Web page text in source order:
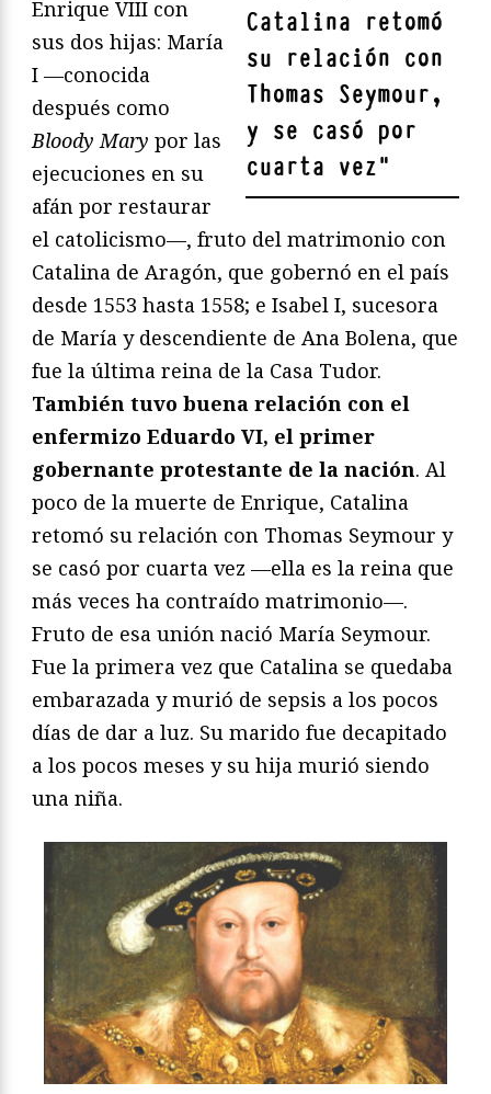
Catalina retomó
su relación con
Thomas Seymour,
y se casó por
cuarta vez"
Enrique VIII con
sus dos hijas: María
I —conocida
después como
Bloody Mary por las
ejecuciones en su
afán por restaurar
el catolicismo—, fruto del matrimonio con
Catalina de Aragón, que gobernó en el país
desde 1553 hasta 1558; e Isabel I, sucesora
de María y descendiente de Ana Bolena, que
fue la última reina de la Casa Tudor.
También tuvo buena relación con el
enfermizo Eduardo VI, el primer
gobernante protestante de la nación. Al
poco de la muerte de Enrique, Catalina
retomó su relación con Thomas Seymour y
se casó por cuarta vez —ella es la reina que
más veces ha contraído matrimonio—.
Fruto de esa unión nació María Seymour.
Fue la primera vez que Catalina se quedaba
embarazada y murió de sepsis a los pocos
días de dar a luz. Su marido fue decapitado
a los pocos meses y su hija murió siendo
una niña.